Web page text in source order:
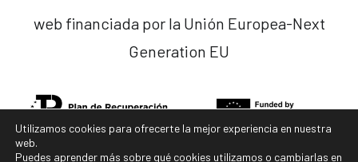
web financiada por la Unión Europea-Next
Generation EU
Utilizamos cookies para ofrecerte la mejor experiencia en nuestra
web.
Puedes aprender más sobre qué cookies utilizamos o cambiarlas en